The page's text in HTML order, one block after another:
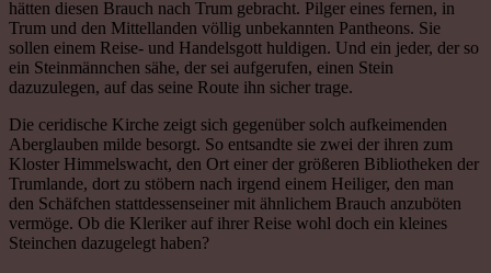
hätten diesen Brauch nach Trum gebracht. Pilger eines fernen, in
Trum und den Mittellanden völlig unbekannten Pantheons. Sie
sollen einem Reise- und Handelsgott huldigen. Und ein jeder, der so
ein Steinmännchen sähe, der sei aufgerufen, einen Stein
dazuzulegen, auf das seine Route ihn sicher trage.
Die ceridische Kirche zeigt sich gegenüber solch aufkeimenden
Aberglauben milde besorgt. So entsandte sie zwei der ihren zum
Kloster Himmelswacht, den Ort einer der größeren Bibliotheken der
Trumlande, dort zu stöbern nach irgend einem Heiliger, den man
den Schäfchen stattdessenseiner mit ähnlichem Brauch anzuböten
vermöge. Ob die Kleriker auf ihrer Reise wohl doch ein kleines
Steinchen dazugelegt haben?